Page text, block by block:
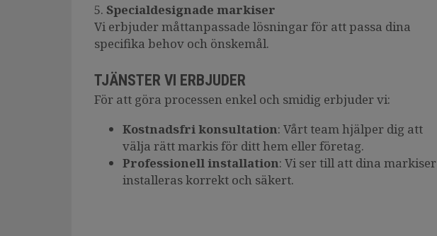
5. Specialdesignade markiser
Vi erbjuder måttanpassade lösningar för att passa dina
specifika behov och önskemål.
TJÄNSTER VI ERBJUDER
För att göra processen enkel och smidig erbjuder vi:
Kostnadsfri konsultation: Vårt team hjälper dig att
välja rätt markis för ditt hem eller företag.
Professionell installation: Vi ser till att dina markiser
installeras korrekt och säkert.